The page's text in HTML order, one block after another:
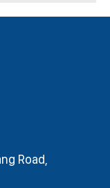
Road,